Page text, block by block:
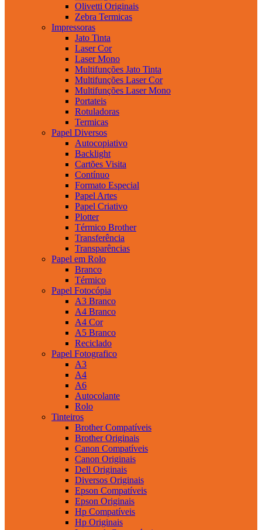
Olivetti Originais
Zebra Termicas
Impressoras
Jato Tinta
Laser Cor
Laser Mono
Multifunções Jato Tinta
Multifunções Laser Cor
Multifunções Laser Mono
Portateis
Rotuladoras
Termicas
Papel Diversos
Autocopiativo
Backlight
Cartões Visita
Contínuo
Formato Especial
Papel Artes
Papel Criativo
Plotter
Térmico Brother
Transferência
Transparências
Papel em Rolo
Branco
Térmico
Papel Fotocópia
A3 Branco
A4 Branco
A4 Cor
A5 Branco
Reciclado
Papel Fotografico
A3
A4
A6
Autocolante
Rolo
Tinteiros
Brother Compatíveis
Brother Originais
Canon Compatíveis
Canon Originais
Dell Originais
Diversos Originais
Epson Compatíveis
Epson Originais
Hp Compatíveis
Hp Originais